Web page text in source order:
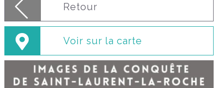
Retour
Voir sur la carte